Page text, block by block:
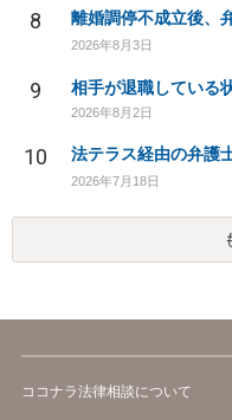
8 離婚調停不成立後、
2026年8月3日
9
2026年8月2日
10 法テラス経由の弁護
2026年7月18日
ココナラ法律相談について